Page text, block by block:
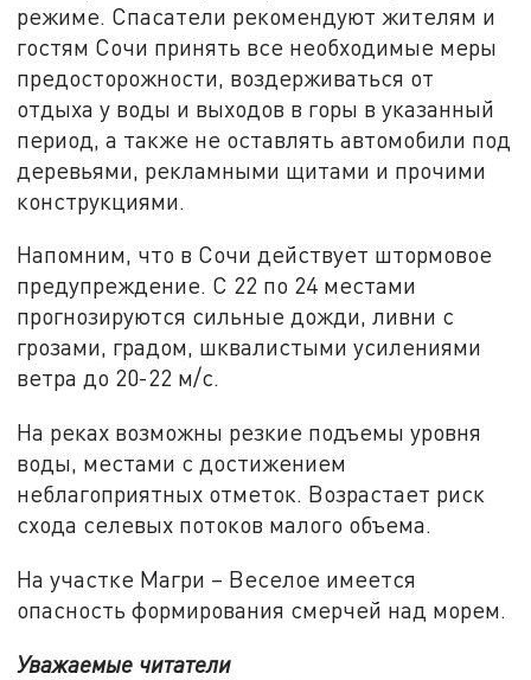
режиме. Спасатели рекомендуют жителям и
гостям Сочи принять все необходимые меры
предосторожности, воздерживаться от
отдыха у воды и выходов в горы в указанный
период, а также не оставлять автомобили под
деревьями, рекламными щитами и прочими
конструкциями.
Напомним, что в Сочи действует штормовое
предупреждение. С 22 по 24 местами
прогнозируются сильные дожди, ливни с
грозами, градом, шквалистыми усилениями
ветра до 20-22 м/с.
На реках возможны резкие подъемы уровня
воды, местами с достижением
неблагоприятных отметок. Возрастает риск
схода селевых потоков малого объема.
На участке Магри – Веселое имеется
опасность формирования смерчей над морем.
Уважаемые читатели